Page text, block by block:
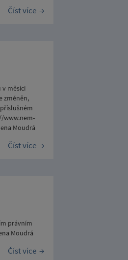
Číst více
měsíci
změněn,
www.nem-
Moudrá
Číst více
právním
Moudrá
Číst více